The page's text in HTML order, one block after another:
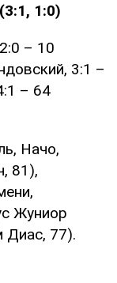
1:0)
– 10
3:1 –
– 64
Начо,
81),
Жуниор
Диас, 77).